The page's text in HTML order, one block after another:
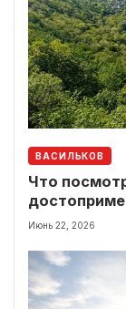
ВАСИЛЬКОВ
Что
локации
Июнь 22, 2026